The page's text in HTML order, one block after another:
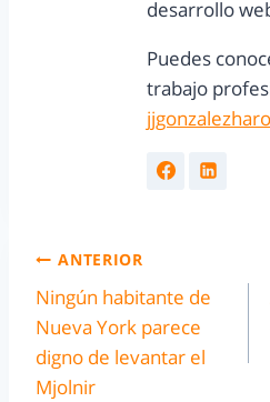
desarrollo
Puedes
trabajo
ANTERIOR
Ningún habitante de
Nueva York parece
digno de levantar el
Mjolnir